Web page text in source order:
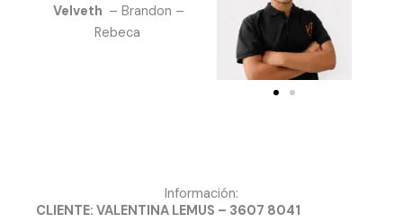
Velveth – Brandon –
Rebeca
Información:
CLIENTE: VALENTINA LEMUS – 3607 8041